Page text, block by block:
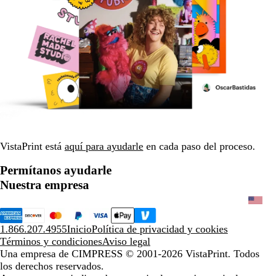
VistaPrint está aquí para ayudarle en cada paso del proceso.
Permítanos ayudarle
Nuestra empresa
1.866.207.4955InicioPolítica de privacidad y cookies
Términos y condicionesAviso legal
Una empresa de CIMPRESS © 2001-2026 VistaPrint. Todos
los derechos reservados.